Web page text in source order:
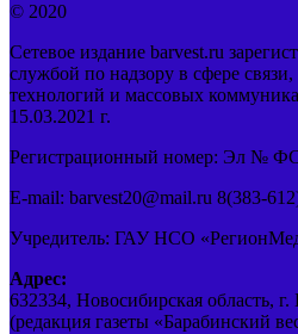
© 2020
Сетевое издание barvest.ru
службой по надзору в сфере
технологий и массовых
15.03.2021 г.
Регистрационный номер: Эл №
E-mail: barvest20@mail.ru 8(383-
Учредитель: ГАУ НСО
Адрес:
632334, Новосибирская область,
(редакция газеты «Барабинский